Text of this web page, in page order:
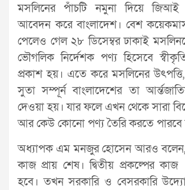
মসলিনের পাঁচটি নমুনা দিয়ে জিআই
আবেদন করে বাংলাদেশ। বেশ
পেলেও গেল ২৮ ডিসেম্বর ঢাকাই
ভৌগলিক নির্দেশক পণ্য হিসেবে
প্রকাশ হয়। এতে করে মসলিনের
সুতা সম্পূর্ন বাংলাদেশের তা
দেওয়া হয়। যার ফলে এখন থেকে সারা
আর কেউ কোনো পণ্য তৈরি করতে পারবে
অধ্যাপক এম মনজুর হোসেন আরও বলেন,
কাজ প্রায় শেষ। দ্বিতীয় প্রকল্পের
হবে। তখন সরকারি ও বেসরকারি